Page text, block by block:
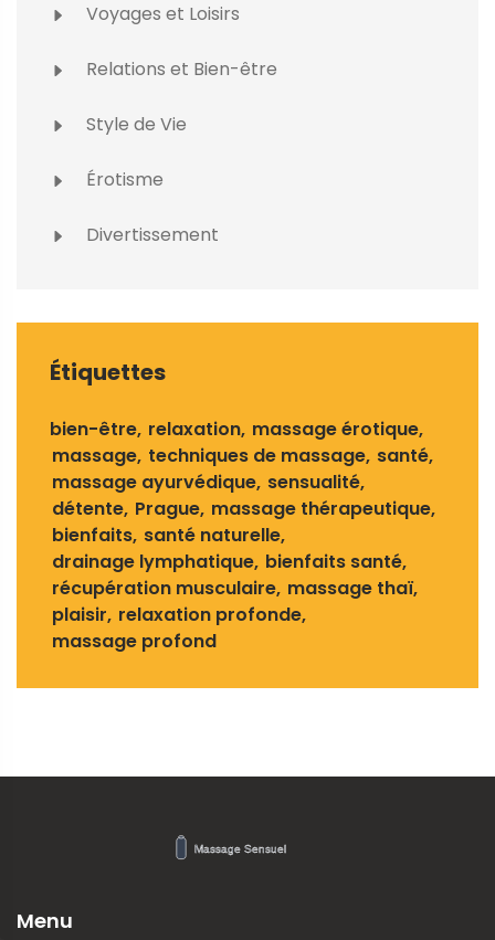
Voyages et Loisirs
Relations et Bien-être
Style de Vie
Érotisme
Divertissement
Étiquettes
bien-être relaxation massage érotique
massage techniques de massage santé
massage ayurvédique sensualité
détente Prague massage thérapeutique
bienfaits santé naturelle
drainage lymphatique bienfaits santé
récupération musculaire massage thaï
plaisir relaxation profonde
massage profond
Menu